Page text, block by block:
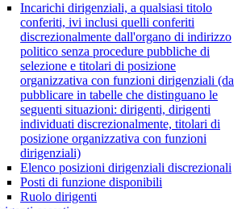
Incarichi dirigenziali, a qualsiasi titolo
conferiti, ivi inclusi quelli conferiti
discrezionalmente dall'organo di indirizzo
politico senza procedure pubbliche di
selezione e titolari di posizione
organizzativa con funzioni dirigenziali (da
pubblicare in tabelle che distinguano le
seguenti situazioni: dirigenti, dirigenti
individuati discrezionalmente, titolari di
posizione organizzativa con funzioni
dirigenziali)
Elenco posizioni dirigenziali discrezionali
Posti di funzione disponibili
Ruolo dirigenti